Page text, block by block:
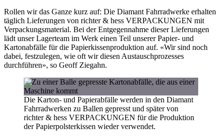
Rollen wir das Ganze kurz auf: Die Diamant Fahrradwerke erhalten
täglich Lieferungen von richter & hess VERPACKUNGEN mit
Verpackungsmaterial. Bei der Entgegennahme dieser Lieferungen
lädt unser Lagerteam im Werk einen Teil unserer Papier- und
Kartonabfälle für die Papierkissenproduktion auf. «Wir sind noch
dabei, festzulegen, wie oft wir diesen Austauschprozesses
durchführen», so Geoff Ziegahn.
Die Karton- und Papierabfälle werden in den Diamant
Fahrradwerken zu Ballen gepresst und später von
richter & hess VERPACKUNGEN für die Produktion
der Papierpolsterkissen wieder verwendet.